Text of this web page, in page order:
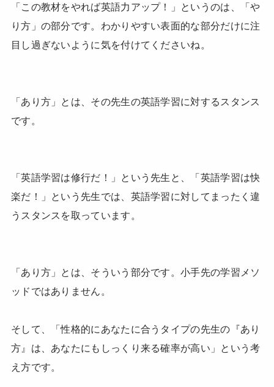
「この教材をやれば英語力アップ！」というのは、「や
り方」の部分です。わかりやすい表面的な部分だけに注
目し過ぎないように気を付けてくださいね。
「あり方」とは、その先生の英語学習に対するスタンス
です。
「英語学習は修行だ！」という先生と、「英語学習は快
楽だ！」という先生では、英語学習に対してまったく違
うスタンスを取っています。
「あり方」とは、そういう部分です。小手先の学習メソ
ッドではありません。
そして、「性格的にあなたに合うタイプの先生の『あり
方』は、あなたにもしっくり来る確率が高い」という考
え方です。